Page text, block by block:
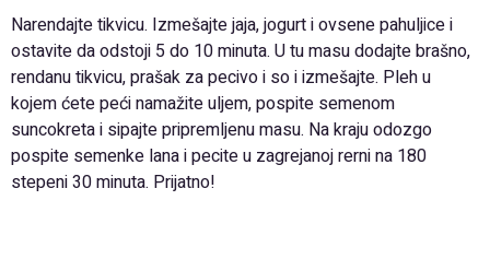
Narendajte tikvicu. Izmešajte jaja, jogurt i ovsene pahuljice i
ostavite da odstoji 5 do 10 minuta. U tu masu dodajte brašno,
rendanu tikvicu, prašak za pecivo i so i izmešajte. Pleh u
kojem ćete peći namažite uljem, pospite semenom
suncokreta i sipajte pripremljenu masu. Na kraju odozgo
pospite semenke lana i pecite u zagrejanoj rerni na 180
stepeni 30 minuta. Prijatno!